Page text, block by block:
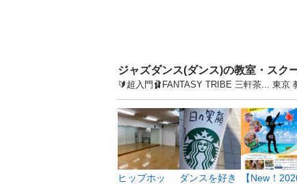
ジャズダンス(ダンス)の教室・スク
🔰超入門🩰FANTASY TRIBE 三軒茶... 東京
ヒップホッ
ダンスを好き
【New！